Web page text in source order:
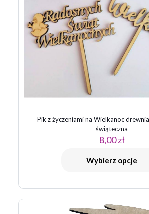
Pik z życzeniami na Wielkanoc
świąteczna
8,00zł
Wybierz opcje